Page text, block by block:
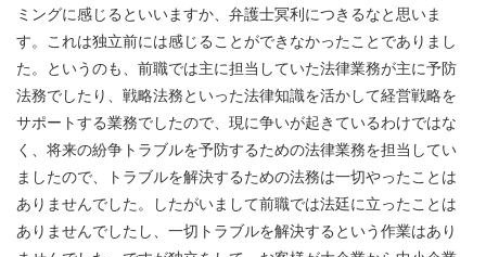
ミングに感じるといいますか、弁護士冥利につきるなと思いま
す。これは独立前には感じることができなかったことでありまし
た。というのも、前職では主に担当していた法律業務が主に予防
法務でしたり、戦略法務といった法律知識を活かして経営戦略を
サポートする業務でしたので、現に争いが起きているわけではな
く、将来の紛争トラブルを予防するための法律業務を担当してい
ましたので、トラブルを解決するための法務は一切やったことは
ありませんでした。したがいまして前職では法廷に立ったことは
ありませんでしたし、一切トラブルを解決するという作業はあり